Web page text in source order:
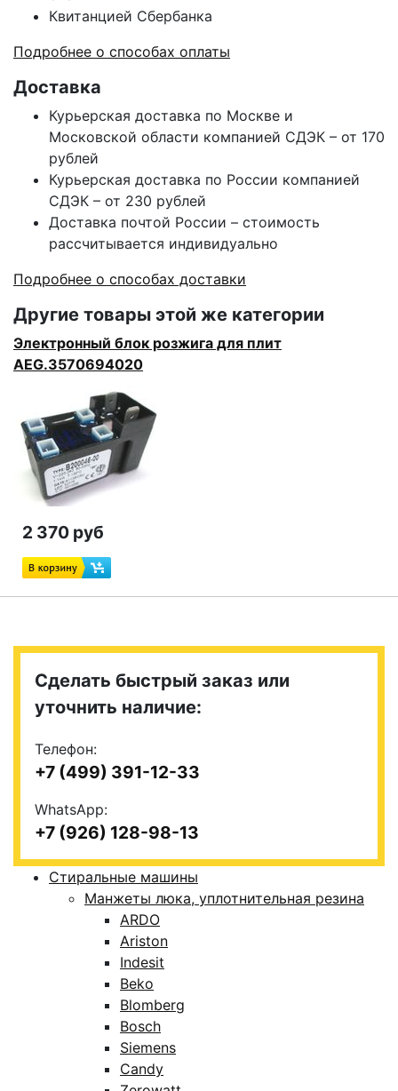
Квитанцией Сбербанка
Подробнее о способах оплаты
Доставка
Курьерская доставка по Москве и
Московской области компанией СДЭК – от 170
рублей
Курьерская доставка по России компанией
СДЭК – от 230 рублей
Доставка почтой России – стоимость
рассчитывается индивидуально
Подробнее о способах доставки
Другие товары этой же категории
Электронный блок розжига для плит
AEG.3570694020
2 370 руб
Сделать быстрый заказ или
уточнить наличие:
Телефон:
+7 (499) 391-12-33
WhatsApp:
+7 (926) 128-98-13
Стиральные машины
Манжеты люка, уплотнительная резина
ARDO
Ariston
Indesit
Beko
Blomberg
Bosch
Siemens
Candy